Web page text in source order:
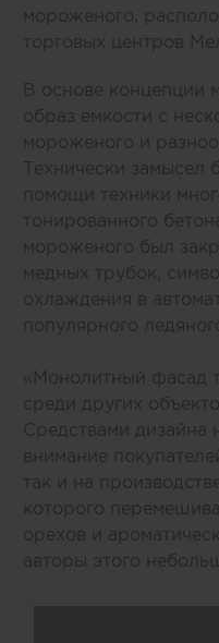
мороженого,
торговых центров
В основе концепции
образ емкости с
мороженого и
Технически замысел
помощи техники
тонированного
мороженого был
медных трубок,
охлаждения в
популярного
«Монолитный фасад
среди других
Средствами дизайна
внимание
так и на
которого
орехов и
авторы этого